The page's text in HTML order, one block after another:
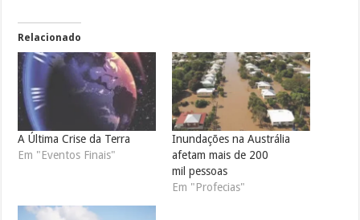
Relacionado
A Última Crise da Terra
Em "Eventos Finais"
Inundações na Austrália
afetam mais de 200
mil pessoas
Em "Profecias"